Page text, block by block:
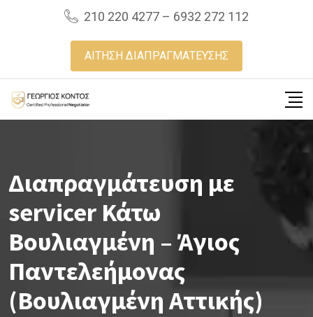
210 220 4277 – 6932 272 112
ΑΙΤΗΣΗ ΔΙΑΠΡΑΓΜΑΤΕΥΣΗΣ
Διαπραγμάτευση με
servicer Κάτω
Βουλιαγμένη – Άγιος
Παντελεήμονας
(Βουλιαγμένη Αττικής)